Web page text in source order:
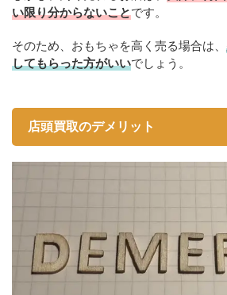
い限り分からないことです。
そのため、おもちゃを高く売る場合は、
してもらった方がいいでしょう。
店頭買取のデメリット